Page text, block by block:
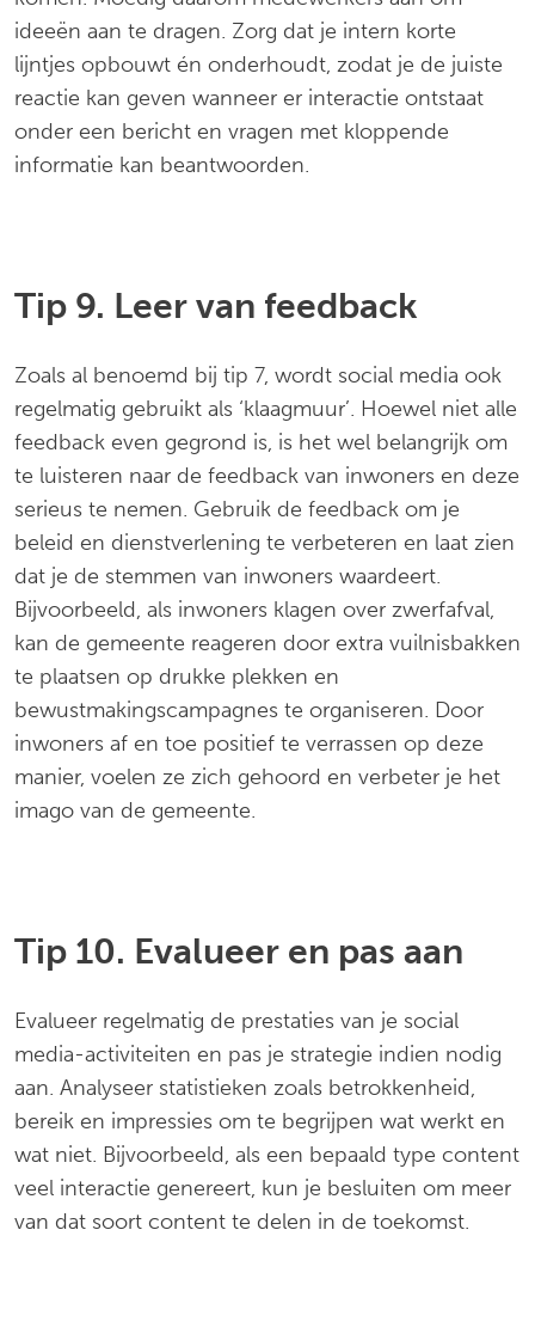
ideeën aan te dragen. Zorg dat je intern korte
lijntjes opbouwt én onderhoudt, zodat je de juiste
reactie kan geven wanneer er interactie ontstaat
onder een bericht en vragen met kloppende
informatie kan beantwoorden.
Tip 9. Leer van feedback
Zoals al benoemd bij tip 7, wordt social media ook
regelmatig gebruikt als ‘klaagmuur’. Hoewel niet alle
feedback even gegrond is, is het wel belangrijk om
te luisteren naar de feedback van inwoners en deze
serieus te nemen. Gebruik de feedback om je
beleid en dienstverlening te verbeteren en laat zien
dat je de stemmen van inwoners waardeert.
Bijvoorbeeld, als inwoners klagen over zwerfafval,
kan de gemeente reageren door extra vuilnisbakken
te plaatsen op drukke plekken en
bewustmakingscampagnes te organiseren. Door
inwoners af en toe positief te verrassen op deze
manier, voelen ze zich gehoord en verbeter je het
imago van de gemeente.
Tip 10. Evalueer en pas aan
Evalueer regelmatig de prestaties van je social
media-activiteiten en pas je strategie indien nodig
aan. Analyseer statistieken zoals betrokkenheid,
bereik en impressies om te begrijpen wat werkt en
wat niet. Bijvoorbeeld, als een bepaald type content
veel interactie genereert, kun je besluiten om meer
van dat soort content te delen in de toekomst.